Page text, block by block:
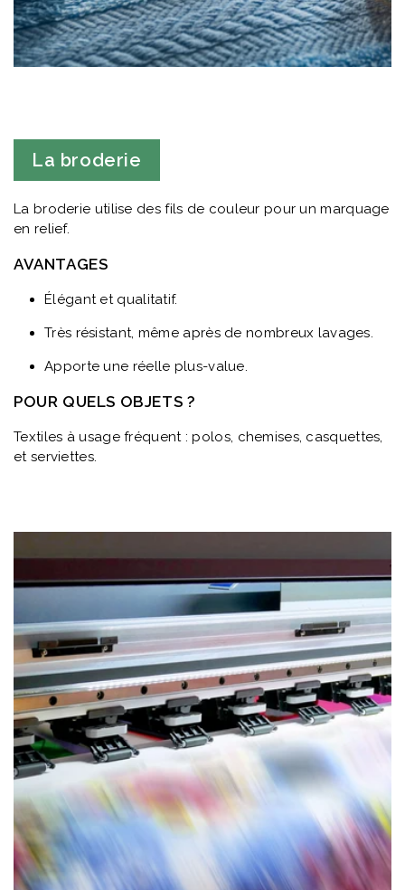
La broderie
La broderie utilise des fils de couleur pour un marquage
en relief.
AVANTAGES
Élégant et qualitatif.
Très résistant, même après de nombreux lavages.
Apporte une réelle plus-value.
POUR QUELS OBJETS ?
Textiles à usage fréquent : polos, chemises, casquettes,
et serviettes.